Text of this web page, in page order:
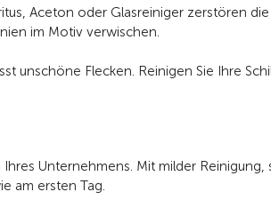
Aceton oder Glasreiniger zerstören die
im Motiv verwischen.
unschöne Flecken. Reinigen Sie Ihre
Unternehmens. Mit milder Reinigung,
am ersten Tag.